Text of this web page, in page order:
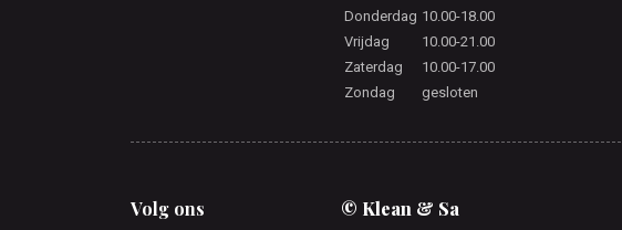
Donderdag 10.00-18.00
Vrijdag
10.00-21.00
Zaterdag
10.00-17.00
Zondag
gesloten
Volg ons © Klean & Sa